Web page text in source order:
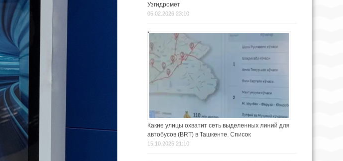
Узгидромет
05.02.2026 23:10
Какие улицы охватит сеть выделенных линий для
автобусов (BRT) в Ташкенте. Список
15.10.2025 21:10